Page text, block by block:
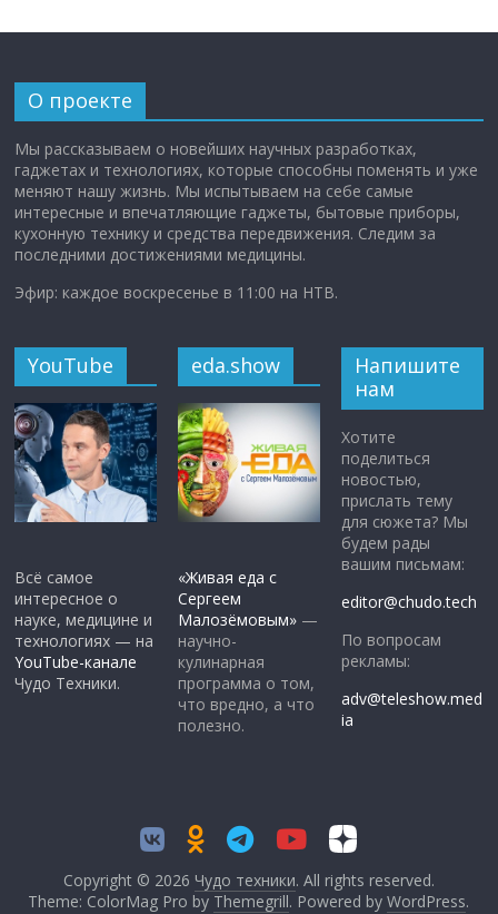
О проекте
Мы рассказываем о новейших научных разработках,
гаджетах и технологиях, которые способны поменять и уже
меняют нашу жизнь. Мы испытываем на себе самые
интересные и впечатляющие гаджеты, бытовые приборы,
кухонную технику и средства передвижения. Следим за
последними достижениями медицины.
Эфир: каждое воскресенье в 11:00 на НТВ.
YouTube
Всё самое
интересное о
науке, медицине и
технологиях — на
YouTube-канале
Чудо Техники.
eda.show
«Живая еда с
Сергеем
Малозёмовым» —
научно-
кулинарная
программа о том,
что вредно, а что
полезно.
Напишите
нам
Хотите
поделиться
новостью,
прислать тему
для сюжета? Мы
будем рады
вашим письмам:
editor@chudo.tech
По вопросам
рекламы:
adv@teleshow.med
ia
Copyright © 2026 Чудо техники. All rights reserved.
Theme: ColorMag Pro by Themegrill. Powered byWordPress.